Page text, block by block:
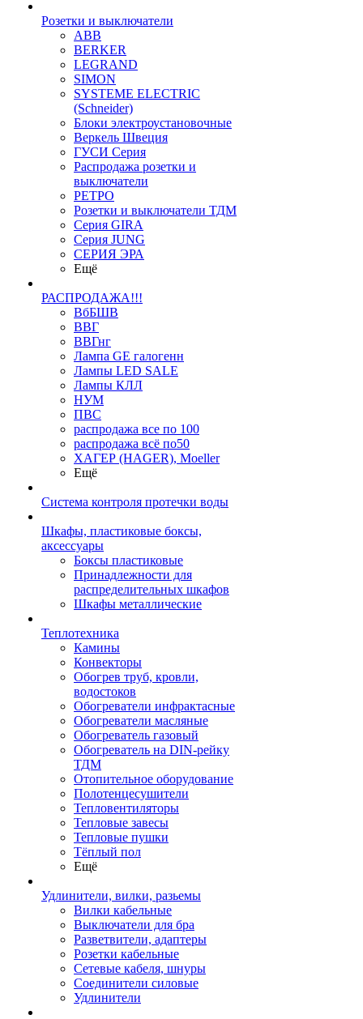
Розетки и выключатели
ABB
BERKER
LEGRAND
SIMON
SYSTEME ELECTRIC
(Schneider)
Блоки электроустановочные
Веркель Швеция
ГУСИ Серия
Распродажа розетки и
выключатели
РЕТРО
Розетки и выключатели ТДМ
Серия GIRA
Серия JUNG
СЕРИЯ ЭРА
Ещё
РАСПРОДАЖА!!!
ВбБШВ
ВВГ
ВВГнг
Лампа GE галогенн
Лампы LED SALE
Лампы КЛЛ
НУМ
ПВС
распродажа все по 100
распродажа всё по50
ХАГЕР (HAGER), Moeller
Ещё
Система контроля протечки воды
Шкафы, пластиковые боксы,
аксессуары
Боксы пластиковые
Принадлежности для
распределительных шкафов
Шкафы металлические
Теплотехника
Камины
Конвекторы
Обогрев труб, кровли,
водостоков
Обогреватели инфрактасные
Обогреватели масляные
Обогреватель газовый
Обогреватель на DIN-рейку
ТДМ
Отопительное оборудование
Полотенцесушители
Тепловентиляторы
Тепловые завесы
Тепловые пушки
Тёплый пол
Ещё
Удлинители, вилки, разьемы
Вилки кабельные
Выключатели для бра
Разветвители, адаптеры
Розетки кабельные
Сетевые кабеля, шнуры
Соединители силовые
Удлинители